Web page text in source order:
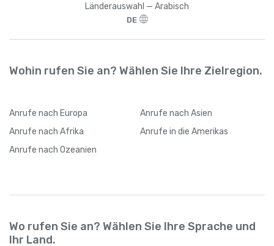
Länderauswahl — Arabisch
DE
Wohin rufen Sie an? Wählen Sie Ihre Zielregion.
Anrufe nach Europa Anrufe nach Asien
Anrufe nach Afrika Anrufe in die Amerikas
Anrufe nach Ozeanien
Wo rufen Sie an? Wählen Sie Ihre Sprache und
Ihr Land.